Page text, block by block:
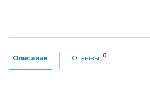
Описание Отзывы